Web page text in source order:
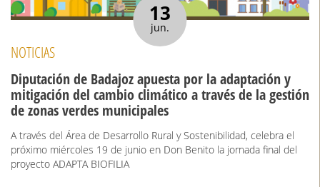
13
jun.
NOTICIAS
Diputación de Badajoz apuesta por la adaptación y
mitigación del cambio climático a través de la gestión
de zonas verdes municipales
A través del Área de Desarrollo Rural y Sostenibilidad, celebra el
próximo miércoles 19 de junio en Don Benito la jornada final del
proyecto ADAPTA BIOFILIA